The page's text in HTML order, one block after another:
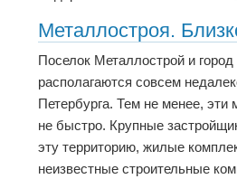
Металлостроя.
Поселок Металлострой и
располагаются совсем
Петербурга. Тем не менее, эти
не быстро. Крупные
эту территорию, жилые
неизвестные строительные